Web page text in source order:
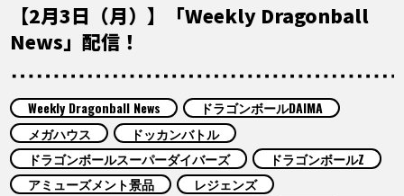
RANKING
MOVIE
COLUMNS
ABOUT
【2月3日（月）】「Weekly Dragonball
News」配信！
Weekly Dragonball News
ドラゴンボールDAIMA
メガハウス
ドッカンバトル
ドラゴンボールスーパーダイバーズ
ドラゴンボールZ
アミューズメント景品
レジェンズ